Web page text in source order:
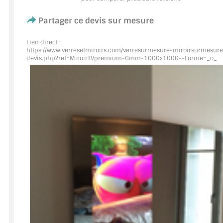
ACCESSOIRES & QUINCAILLERIE
CATALOGUE DE PROFILS ET FIXATION DU VERRE
LES FIXATIONS POUR MIROIR
CONNECTEURS ET ASSEMBLAGE DE VERRES
PLATS ET CORNIÈRES
LES CHARNIÈRES DE PORTE EN VERRE
BOUTONS ET POIGNÉES
BARRES DE STABILISATION
Partager ce devis sur mesure
Lien direct :
https://www.verresetmiroirs.com/verresurmesure-
devis.php?ref=MiroirTVpremium-6mm-1000x1000--Forme=_o_